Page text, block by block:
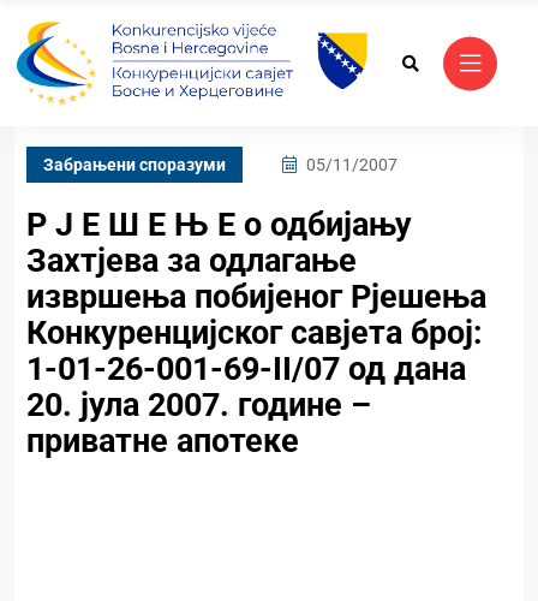
Забрањени споразуми 05/11/2007
Р Ј Е Ш Е Њ Е о одбијању
Захтјева за одлагање
извршења побијеног Рјешења
Конкуренцијског савјета број:
1-01-26-001-69-II/07 од дана
20. јула 2007. године –
приватне апотеке